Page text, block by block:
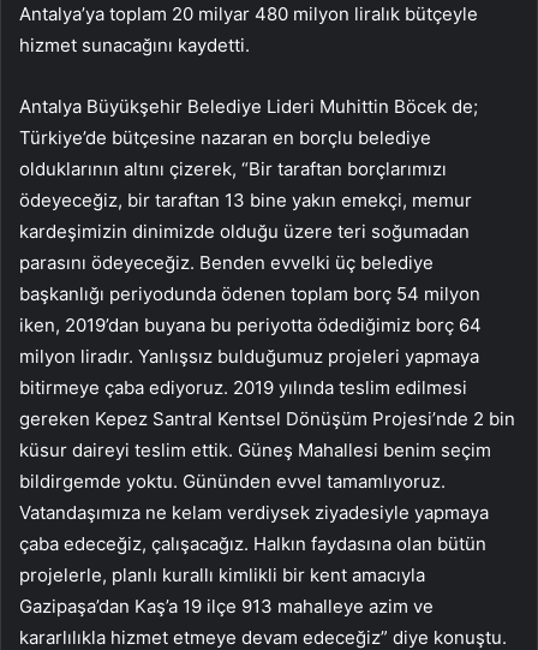
Antalya’ya toplam 20 milyar 480 milyon liralık bütçeyle
hizmet sunacağını kaydetti.
Antalya Büyükşehir Belediye Lideri Muhittin Böcek de;
Türkiye’de bütçesine nazaran en borçlu belediye
olduklarının altını çizerek, “Bir taraftan borçlarımızı
ödeyeceğiz, bir taraftan 13 bine yakın emekçi, memur
kardeşimizin dinimizde olduğu üzere teri soğumadan
parasını ödeyeceğiz. Benden evvelki üç belediye
başkanlığı periyodunda ödenen toplam borç 54 milyon
iken, 2019’dan buyana bu periyotta ödediğimiz borç 64
milyon liradır. Yanlışsız bulduğumuz projeleri yapmaya
bitirmeye çaba ediyoruz. 2019 yılında teslim edilmesi
gereken Kepez Santral Kentsel Dönüşüm Projesi’nde 2 bin
küsur daireyi teslim ettik. Güneş Mahallesi benim seçim
bildirgemde yoktu. Gününden evvel tamamlıyoruz.
Vatandaşımıza ne kelam verdiysek ziyadesiyle yapmaya
çaba edeceğiz, çalışacağız. Halkın faydasına olan bütün
projelerle, planlı kurallı kimlikli bir kent amacıyla
Gazipaşa’dan Kaş’a 19 ilçe 913 mahalleye azim ve
kararlılıkla hizmet etmeye devam edeceğiz” diye konuştu.